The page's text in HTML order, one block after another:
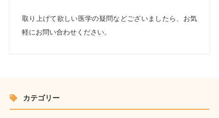
取り上げて欲しい医学の疑問などございましたら、お気
軽にお問い合わせください。
カテゴリー